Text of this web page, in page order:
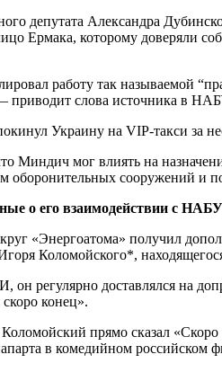
депутата Александра
Ермака, которому доверяли
приводит слова источника в
Украину на VIP-такси за
Миндич мог влиять на
оборонительных сооружений и
о его взаимодействии с НАБУ
«Энергоатома» получил
Коломойского*,
регулярно доставлялся на
конец».
прямо сказал
в комедийном российском